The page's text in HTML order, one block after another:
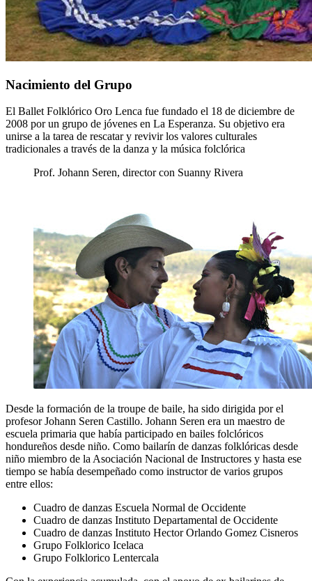
Nacimiento del Grupo
El Ballet Folklórico Oro Lenca fue fundado el 18 de diciembre de
2008 por un grupo de jóvenes en La Esperanza. Su objetivo era
unirse a la tarea de rescatar y revivir los valores culturales
tradicionales a través de la danza y la música folclórica
Prof. Johann Seren, director con Suanny Rivera
Desde la formación de la troupe de baile, ha sido dirigida por el
profesor Johann Seren Castillo. Johann Seren era un maestro de
escuela primaria que había participado en bailes folclóricos
hondureños desde niño. Como bailarín de danzas folklóricas desde
niño miembro de la Asociación Nacional de Instructores y hasta ese
tiempo se había desempeñado como instructor de varios grupos
entre ellos:
Cuadro de danzas Escuela Normal de Occidente
Cuadro de danzas Instituto Departamental de Occidente
Cuadro de danzas Instituto Hector Orlando Gomez Cisneros
Grupo Folklorico Icelaca
Grupo Folklorico Lentercala